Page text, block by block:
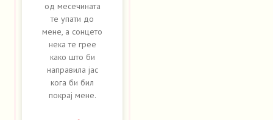
од месечината
те упати до
мене, а сонцето
нека те грее
како што би
направила јас
кога би бил
покрај мене.